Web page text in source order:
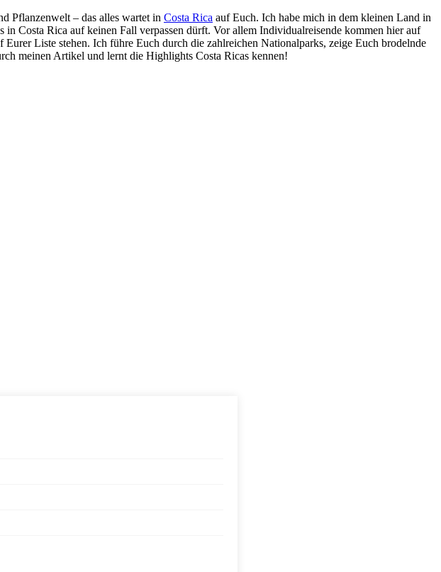
Pflanzenwelt – das alles wartet in Costa Rica auf Euch. Ich habe mich in dem kleinen Land in
Costa Rica auf keinen Fall verpassen dürft. Vor allem Individualreisende kommen hier auf
Liste stehen. Ich führe Euch durch die zahlreichen Nationalparks, zeige Euch brodelnde
meinen Artikel und lernt die Highlights Costa Ricas kennen!